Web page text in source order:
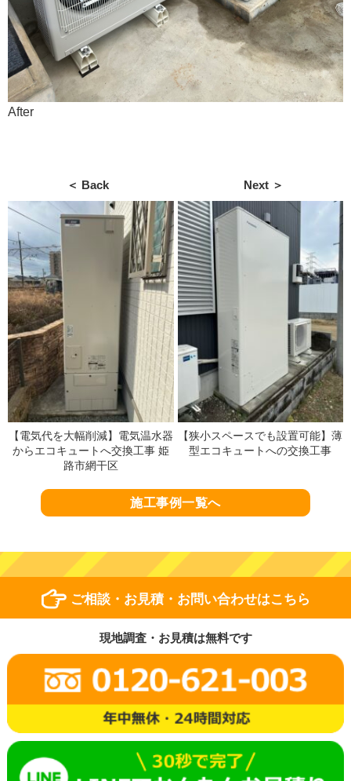
After
＜ Back
【電気代を大幅削減】電気温水器
からエコキュートへ交換工事 姫
路市網干区
Next ＞
【狭小スペースでも設置可能】薄
型エコキュートへの交換工事
施工事例一覧へ
ご相談・お見積・お問い合わせはこちら
現地調査・お見積は無料です